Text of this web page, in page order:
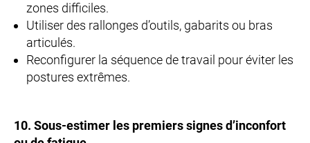
zones difficiles.
Utiliser des rallonges d’outils, gabarits ou bras
articulés.
Reconfigurer la séquence de travail pour éviter les
postures extrêmes.
10. Sous-estimer les premiers signes d’inconfort